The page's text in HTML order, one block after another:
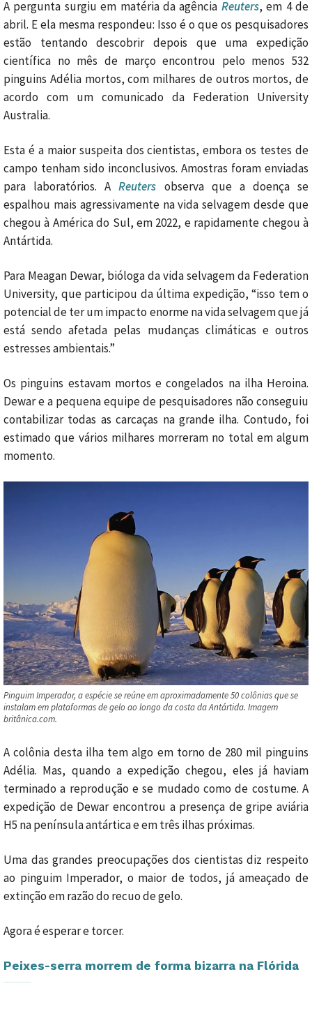
A pergunta surgiu em matéria da agência Reuters, em 4 de
abril. E ela mesma respondeu: Isso é o que os pesquisadores
estão tentando descobrir depois que uma expedição
científica no mês de março encontrou pelo menos 532
pinguins Adélia mortos, com milhares de outros mortos, de
acordo com um comunicado da Federation University
Australia.
Esta é a maior suspeita dos cientistas, embora os testes de
campo tenham sido inconclusivos. Amostras foram enviadas
para laboratórios. AReuters observa que a doença se
espalhou mais agressivamente na vida selvagem desde que
chegou à América do Sul, em 2022, e rapidamente chegou à
Antártida.
Para Meagan Dewar, bióloga da vida selvagem da Federation
University, que participou da última expedição, “isso tem o
potencial de ter um impacto enorme na vida selvagem que já
está sendo afetada pelas mudanças climáticas e outros
estresses ambientais.”
Os pinguins estavam mortos e congelados na ilha Heroina.
Dewar e a pequena equipe de pesquisadores não conseguiu
contabilizar todas as carcaças na grande ilha. Contudo, foi
estimado que vários milhares morreram no total em algum
momento.
Pinguim Imperador, a espécie se reúne em aproximadamente 50 colônias que se
instalam em plataformas de gelo ao longo da costa da Antártida. Imagem
britânica.com.
A colônia desta ilha tem algo em torno de 280 mil pinguins
Adélia. Mas, quando a expedição chegou, eles já haviam
terminado a reprodução e se mudado como de costume. A
expedição de Dewar encontrou a presença de gripe aviária
H5 na península antártica e em três ilhas próximas.
Uma das grandes preocupações dos cientistas diz respeito
ao pinguim Imperador, o maior de todos, já ameaçado de
extinção em razão do recuo de gelo.
Agora é esperar e torcer.
Peixes-serra morrem de forma bizarra na Flórida